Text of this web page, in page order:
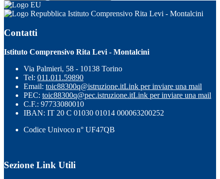
Istituto Comprensivo Rita Levi - Montalcini
Contatti
Istituto Comprensivo Rita Levi - Montalcini
Via Palmieri, 58 - 10138 Torino
Tel: 011.011.59890
Email: toic88300q@istruzione.itLink per inviare una mail
PEC: toic88300q@pec.istruzione.itLink per inviare una mail
C.F.: 97733080010
IBAN: IT 20 C 01030 01014 000063200252
Codice Univoco n° UF47QB
Sezione Link Utili